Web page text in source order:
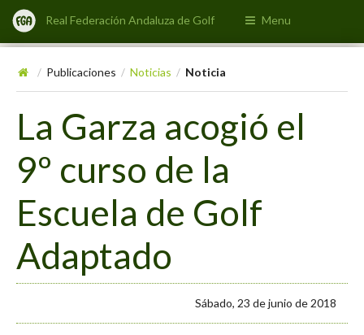
Real Federación Andaluza de Golf Menu
/ Publicaciones / Noticias / Noticia
La Garza acogió el
9º curso de la
Escuela de Golf
Adaptado
Sábado, 23 de junio de 2018